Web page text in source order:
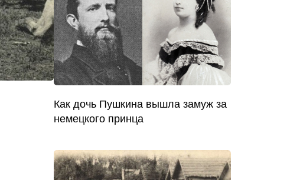
Как дочь Пушкина вышла замуж за
немецкого принца